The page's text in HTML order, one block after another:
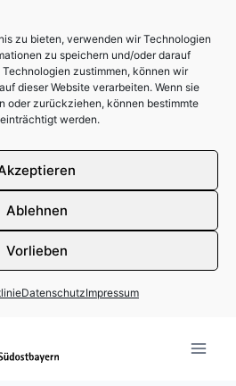
zu bieten, verwenden wir Technologien
zu speichern und/oder darauf
zustimmen, können wir
dieser Website verarbeiten. Wenn sie
oder zurückziehen, können bestimmte
werden.
Ablehnen
Vorlieben
DatenschutzImpressum